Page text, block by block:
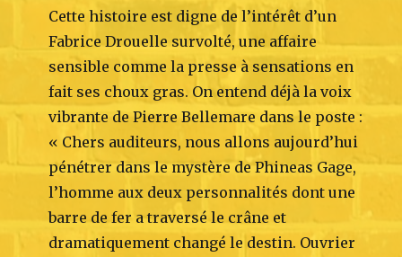
Cette histoire est digne de l’intérêt d’un
Fabrice Drouelle survolté, une affaire
sensible comme la presse à sensations en
fait ses choux gras. On entend déjà la voix
vibrante de Pierre Bellemare dans le poste :
« Chers auditeurs, nous allons aujourd’hui
pénétrer dans le mystère de Phineas Gage,
l’homme aux deux personnalités dont une
barre de fer a traversé le crâne et
dramatiquement changé le destin. Ouvrier